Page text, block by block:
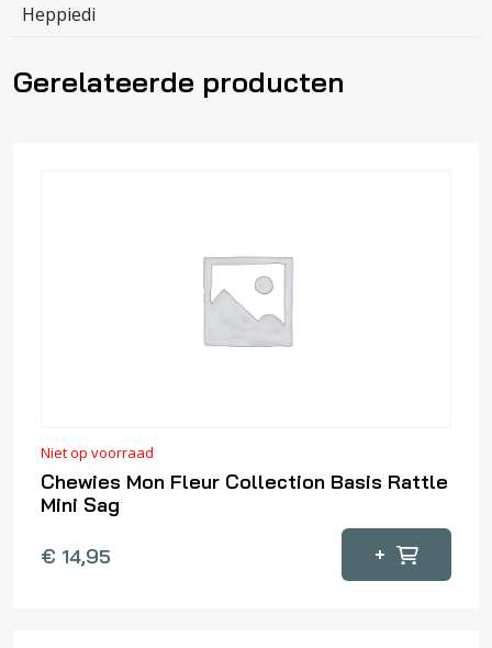
Heppiedi
Gerelateerde producten
Niet op voorraad
Chewies Mon Fleur Collection Basis Rattle
Mini Sag
€ 14,95 +